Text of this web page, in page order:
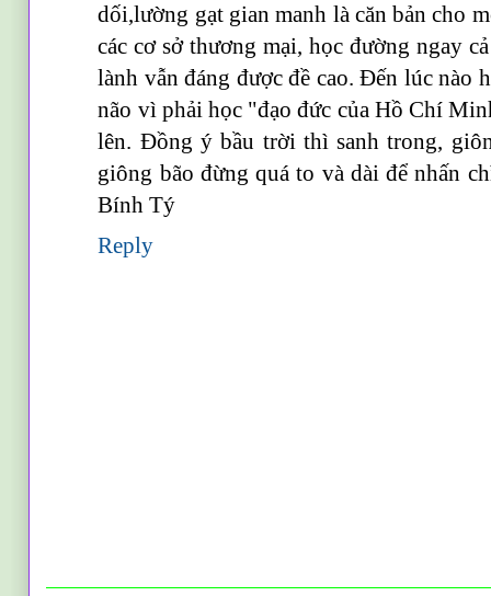
dối,lường gạt gian manh là căn bản cho
các cơ sở thương mại, học đường ngay
lành vẫn đáng được đề cao. Đến lúc nào
não vì phải học "đạo đức của Hồ Chí
lên. Đồng ý bầu trời thì sanh trong,
giông bão đừng quá to và dài để nhấn
Bính Tý
Reply